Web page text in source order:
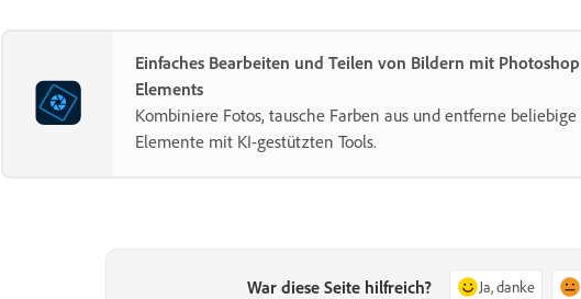
Einfaches Bearbeiten und Teilen von Bildern mit Photoshop
Elements
Kombiniere Fotos, tausche Farben aus und entferne beliebige
Elemente mit KI-gestützten Tools.
War diese Seite hilfreich? Ja, danke